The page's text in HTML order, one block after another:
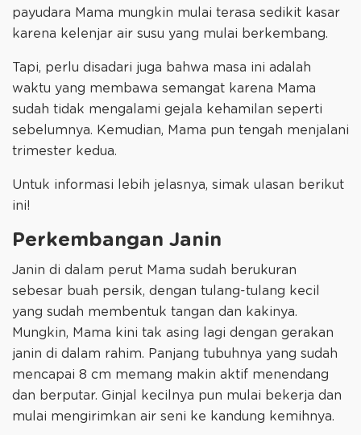
payudara Mama mungkin mulai terasa sedikit kasar
karena kelenjar air susu yang mulai berkembang.
Tapi, perlu disadari juga bahwa masa ini adalah
waktu yang membawa semangat karena Mama
sudah tidak mengalami gejala kehamilan seperti
sebelumnya. Kemudian, Mama pun tengah menjalani
trimester kedua.
Untuk informasi lebih jelasnya, simak ulasan berikut
ini!
Perkembangan Janin
Janin di dalam perut Mama sudah berukuran
sebesar buah persik, dengan tulang-tulang kecil
yang sudah membentuk tangan dan kakinya.
Mungkin, Mama kini tak asing lagi dengan gerakan
janin di dalam rahim. Panjang tubuhnya yang sudah
mencapai 8 cm memang makin aktif menendang
dan berputar. Ginjal kecilnya pun mulai bekerja dan
mulai mengirimkan air seni ke kandung kemihnya.